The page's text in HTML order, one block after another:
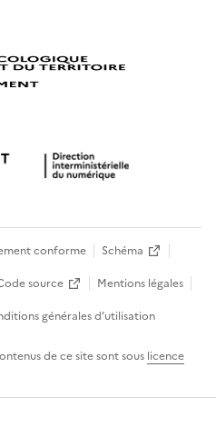
conforme
Schéma
source
Mentions légales
générales d’utilisation
de ce site sont sous licence